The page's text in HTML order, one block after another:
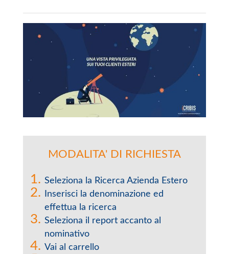
MODALITA' DI RICHIESTA
Seleziona la Ricerca Azienda Estero
Inserisci la denominazione ed
effettua la ricerca
Seleziona il report accanto al
nominativo
Vai al carrello